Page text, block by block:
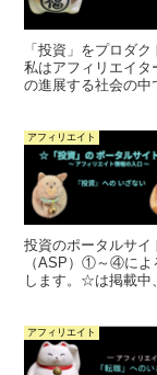
「投資」をプロダ
私はアフィリエイタ
の進展する社会の中
アフィリエイト
投資のポータルサイ
（ASP）①～④によ
します。☆は掲載中
アフィリエイト